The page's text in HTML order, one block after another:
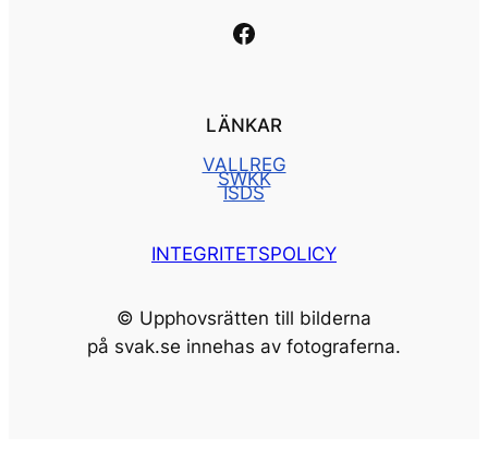
Länk till vår facebooksida
LÄNKAR
VALLREG
SWKK
ISDS
INTEGRITETSPOLICY
© Upphovsrätten till bilderna
på svak.se innehas av fotograferna.